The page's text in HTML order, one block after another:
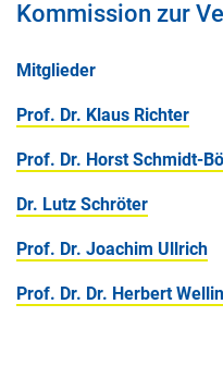
Kommission zur
Mitglieder
Prof. Dr. Klaus Richter
Prof. Dr. Horst Schmidt-
Dr. Lutz Schröter
Prof. Dr. Joachim Ullrich
Prof. Dr. Dr. Herbert